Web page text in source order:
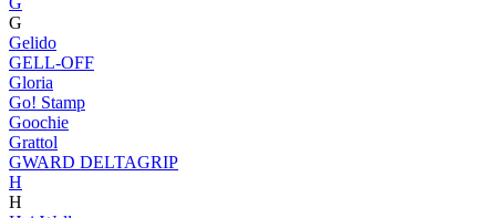
G
Gelido
GELL-OFF
Gloria
Go! Stamp
Goochie
Grattol
GWARD DELTAGRIP
H
H